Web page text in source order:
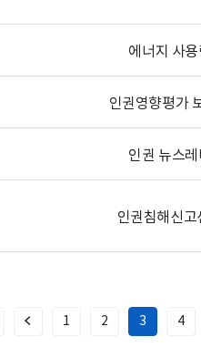
에너지 사
인권영향평가
인권 뉴스레
인권침해신고
이
1 2 3 4